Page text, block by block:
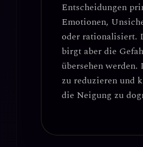
Entscheidungen
Emotionen,
oder rationalisiert.
birgt aber die
übersehen
zu reduzieren und
die Neigung zu